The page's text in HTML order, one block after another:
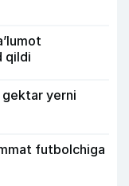
qildi
gektar yerni
futbolchiga